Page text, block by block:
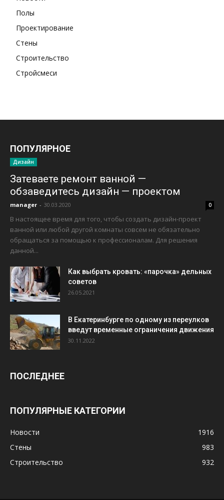
Полы
Проектирование
Стены
Строительство
Стройсмеси
ПОПУЛЯРНОЕ
Дизайн
Затеваете ремонт ванной —
обзаведитесь дизайн — проектом
manager - 30.03.2020 0
В настоящее время для того, чтобы создать дизайн-проект
ванной или любой другой комнаты совсем не обязательно
обращаться за помощью к профессионалам. Для решения
данной...
Как выбрать кровать: «парочка» дельных
советов
26.05.2021
В Екатеринбурге по одному из переулков
введут временные ограничения движения
30.11.2022
ПОСЛЕДНЕЕ
ПОПУЛЯРНЫЕ КАТЕГОРИИ
Новости
1916
Стены
983
Строительство
932